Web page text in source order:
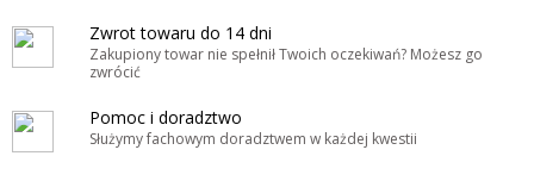
Zwrot towaru do 14 dni
Zakupiony towar nie spełnił Twoich oczekiwań? Możesz go
zwrócić
Pomoc i doradztwo
Służymy fachowym doradztwem w każdej kwestii